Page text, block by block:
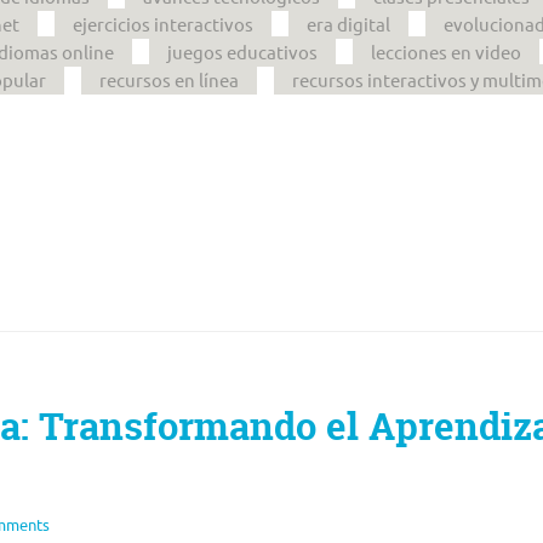
ejercicios interactivos era digital
online
juegos educativos
lecciones en video
recursos en línea recursos interactivos y
Transformando el